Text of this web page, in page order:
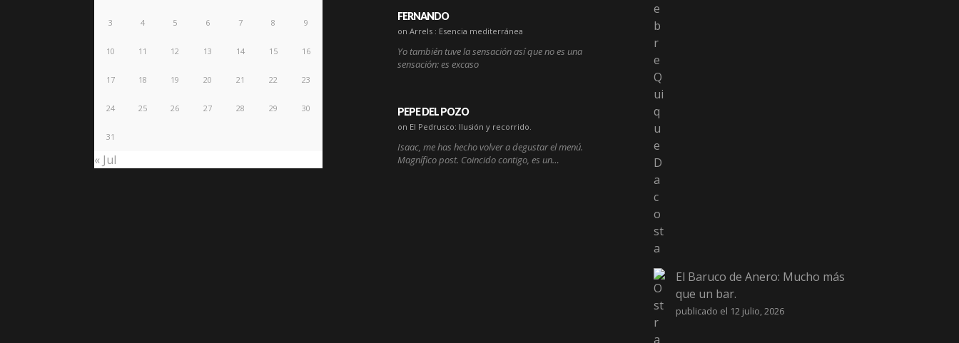
3 4 5 6 7 8 9
10 11 12 13 14 15 16
17 18 19 20 21 22 23
24 25 26 27 28 29 30
31
« Jul
FERNANDO
on Arrels : Esencia mediterránea
Yo también tuve la sensación así que no es una
sensación: es excaso
PEPE DEL POZO
on El Pedrusco: Ilusión y recorrido.
Isaac, me has hecho volver a degustar el menú.
Magnífico post. Coincido contigo, es un…
El Baruco de Anero: Mucho más
que un bar.
publicado el 12 julio, 2026